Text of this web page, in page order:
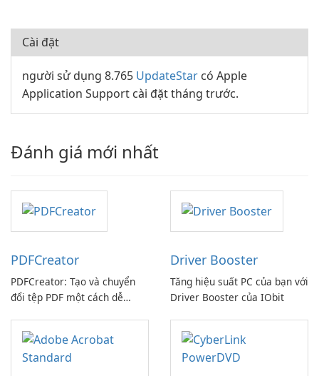
Cài đặt
người sử dụng 8.765 UpdateStar có Apple
Application Support cài đặt tháng trước.
Đánh giá mới nhất
PDFCreator
PDFCreator: Tạo và chuyển
đổi tệp PDF một cách dễ
Driver Booster
Tăng hiệu suất PC của bạn với
Driver Booster của IObit